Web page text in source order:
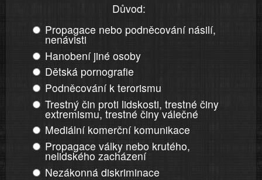
Důvod:
Propagace nebo podněcování násilí,
nenávisti
Hanobení jiné osoby
Dětská pornografie
Podněcování k terorismu
Trestný čin proti lidskosti, trestné činy
extremismu, trestné činy válečné
Mediální komerční komunikace
Propagace války nebo krutého,
nelidského zacházení
Nezákonná diskriminace